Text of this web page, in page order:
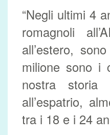
“Negli ultimi 4
romagnoli
all’estero,
milione sono i
nostra
all’espatrio,
tra i 18 e i 24